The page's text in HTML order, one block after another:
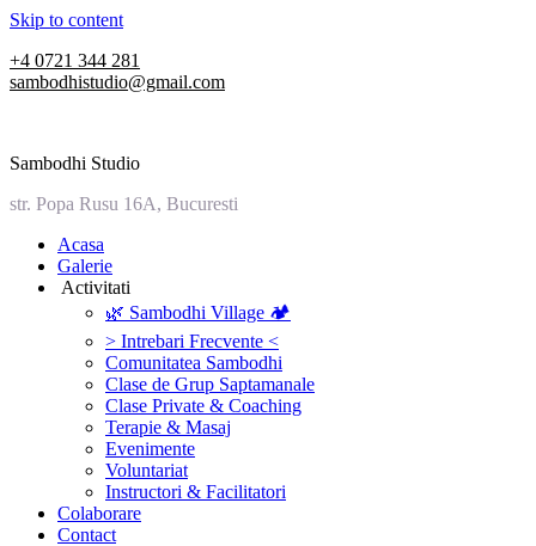
Skip to content
+4 0721 344 281
sambodhistudio@gmail.com
Sambodhi Studio
str. Popa Rusu 16A, Bucuresti
‎Acasa
Galerie
‎ ‎Activitati‎
🌿 Sambodhi Village 🏕️
> Intrebari Frecvente <
Comunitatea Sambodhi
Clase de Grup Saptamanale
Clase Private & Coaching
Terapie & Masaj
‎Evenimente
Voluntariat
‏‏‎Instructori & Facilitatori
Colaborare
Contact